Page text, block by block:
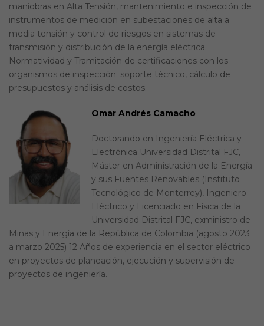
maniobras en Alta Tensión, mantenimiento e inspección de
instrumentos de medición en subestaciones de alta a
media tensión y control de riesgos en sistemas de
transmisión y distribución de la energía eléctrica.
Normatividad y Tramitación de certificaciones con los
organismos de inspección; soporte técnico, cálculo de
presupuestos y análisis de costos.
Omar Andrés Camacho
Doctorando en Ingeniería Eléctrica y
Electrónica Universidad Distrital FJC,
Máster en Administración de la Energía
y sus Fuentes Renovables (Instituto
Tecnológico de Monterrey), Ingeniero
Eléctrico y Licenciado en Física de la
Universidad Distrital FJC, exministro de
Minas y Energía de la República de Colombia (agosto 2023
a marzo 2025) 12 Años de experiencia en el sector eléctrico
en proyectos de planeación, ejecución y supervisión de
proyectos de ingeniería.